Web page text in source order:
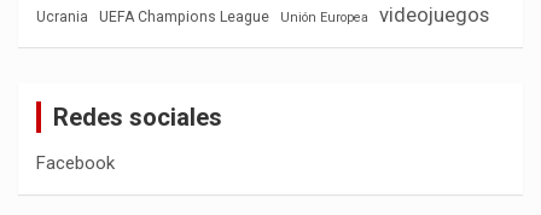
Ucrania
UEFA Champions League Unión Europea videojuegos
Redes sociales
Facebook